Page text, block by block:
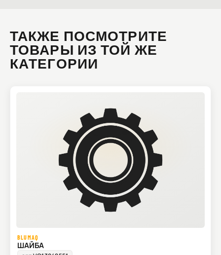
ТАКЖЕ ПОСМОТРИТЕ
ТОВАРЫ ИЗ ТОЙ ЖЕ
КАТЕГОРИИ
BLUMAQ
ШАЙБА